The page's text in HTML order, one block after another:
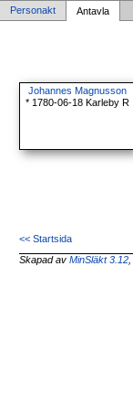
Personakt Antavla
Johannes Magnusson
* 1780-06-18 Karleby R
<< Startsida
Skapad avMinSläkt 3.12